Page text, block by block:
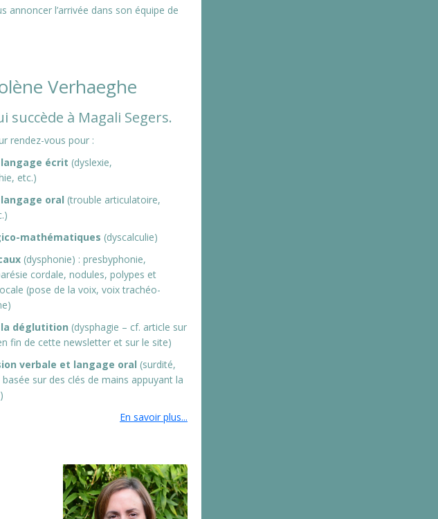
annoncer l’arrivée dans son équipe de
Verhaeghe
succède à Magali Segers.
rendez-vous pour :
écrit (dyslexie,
etc.)
oral (trouble articulatoire,
mathématiques (dyscalculie)
(dysphonie) : presbyphonie,
cordale, nodules, polypes et
(pose de la voix, voix trachéo-
déglutition (dysphagie – cf. article sur
fin de cette newsletter et sur le site)
verbale et langage oral (surdité,
sur des clés de mains appuyant la
En savoir plus...